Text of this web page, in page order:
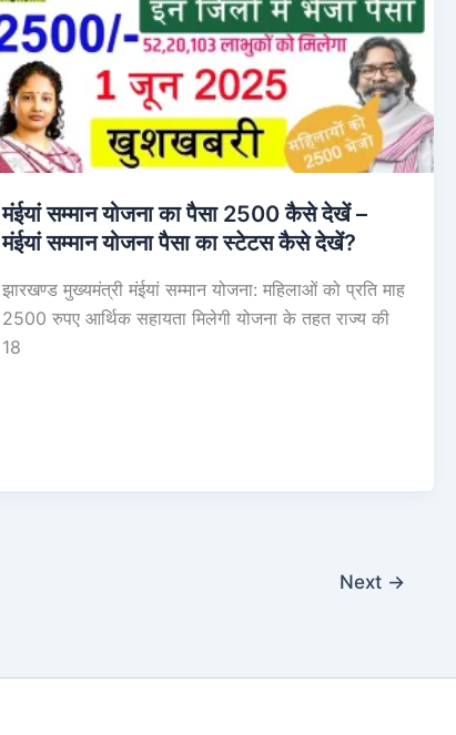
मंईयां सम्मान योजना का पैसा 2500 कैसे देखें –
मंईयां सम्मान योजना पैसा का स्टेटस कैसे देखें?
झारखण्ड मुख्यमंत्री मंईयां सम्मान योजना: महिलाओं को प्रति माह
2500 रुपए आर्थिक सहायता मिलेगी योजना के तहत राज्य की
18
Next →